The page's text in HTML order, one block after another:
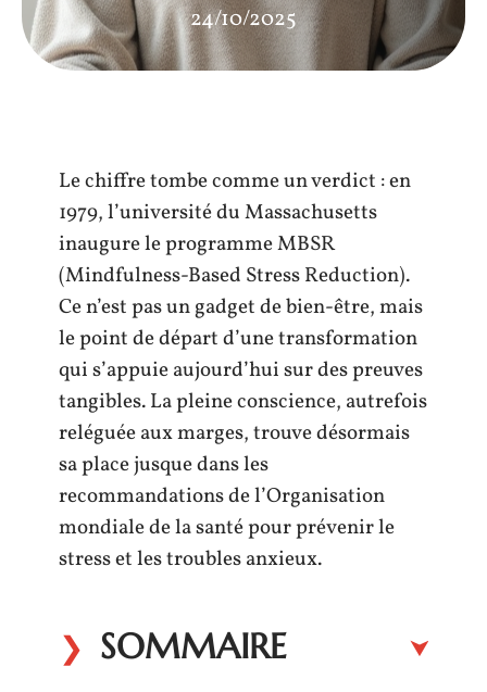
24/10/2025
Le chiffre tombe comme un verdict : en
1979, l’université du Massachusetts
inaugure le programme MBSR
(Mindfulness-Based Stress Reduction).
Ce n’est pas un gadget de bien-être, mais
le point de départ d’une transformation
qui s’appuie aujourd’hui sur des preuves
tangibles. La pleine conscience, autrefois
reléguée aux marges, trouve désormais
sa place jusque dans les
recommandations de l’Organisation
mondiale de la santé pour prévenir le
stress et les troubles anxieux.
SOMMAIRE